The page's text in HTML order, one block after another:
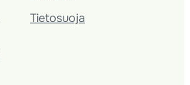
Tietosuoja